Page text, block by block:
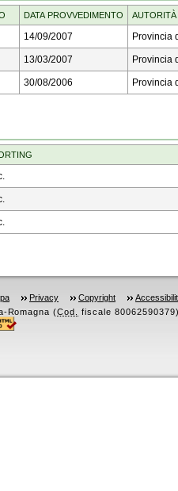
DATA PROVVEDIMENTO
14/09/2007 Provincia
13/03/2007 Provincia
30/08/2006 Provincia
Privacy Copyright
Romagna (Cod.
fiscale